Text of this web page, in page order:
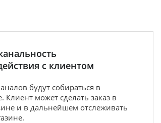
с клиентом
будут собираться в
Клиент может сделать заказ в
и в дальнейшем отслеживать